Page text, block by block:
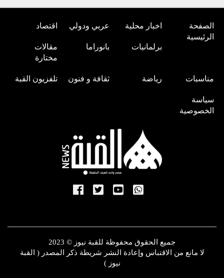
الصفحة
الرئيسية
اخبار محلية عربي ودولي اقتصاد
برلمانيات بانوراما
مقالات
مختارة
مناسبات رياضة ثقافة و فنون تلفزيون القبة
سياسة
الخصوصية
جميع الحقوق محفوظة للقبة نيوز © 2023
لا مانع من الاقتباس وإعادة النشر شريطة ذكر المصدر ( القبة
نيوز )